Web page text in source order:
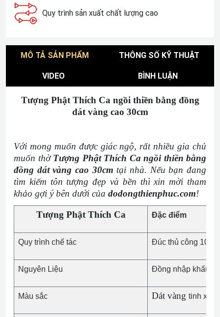
Quy trình sản xuất chất lượng cao
MÔ TẢ SẢN PHẨM THÔNG SỐ KỸ THUẬT
VIDEO BÌNH LUẬN
Tượng Phật Thích Ca ngồi thiền bằng đồng
dát vàng cao 30cm
Với mong muốn được giác ngộ, rất nhiều gia chủ
muốn thờ Tượng Phật Thích Ca ngồi thiền bằng
đồng dát vàng cao 30cm tại nhà. Nếu bạn đang
tìm kiếm tôn tượng đẹp và bền thì xin mời tham
khảo gợi ý bên dưới của dodongthienphuc.com!
Tượng Phật Thích Ca Đặc điểm
Quy trình chế tác Đúc thủ công 100%
Nguyên Liệu Đồng nhập khẩu
Màu sắc Dát vàng tinh xảo